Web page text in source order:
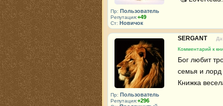
Пр: Пользователь
Репутация:+49
Ст: Новичок
Пр: Пользователь
Репутация:+296
SERGANT
Комментарий к
Бог любит
семья и
Книжка